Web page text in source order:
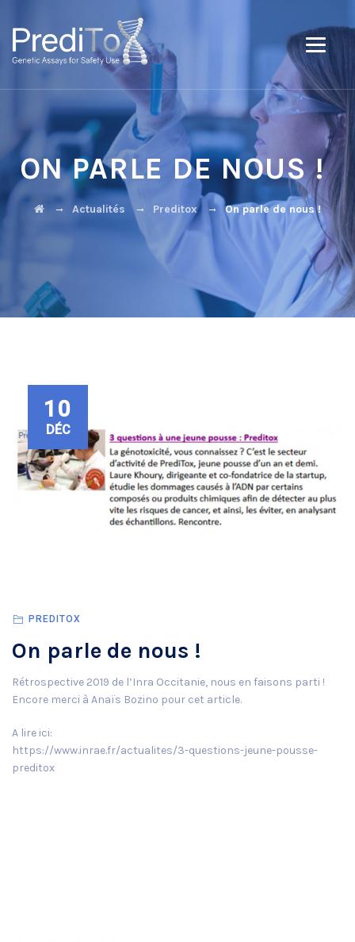
ON PARLE DE NOUS !
→ Actualités → Preditox→ On parle de nous !
10
DÉC
PREDITOX
On parle de nous !
Rétrospective 2019 de l’Inra Occitanie, nous en faisons parti !
Encore merci à Anaïs Bozino pour cet article.
A lire ici:
https://www.inrae.fr/actualites/3-questions-jeune-pousse-
preditox